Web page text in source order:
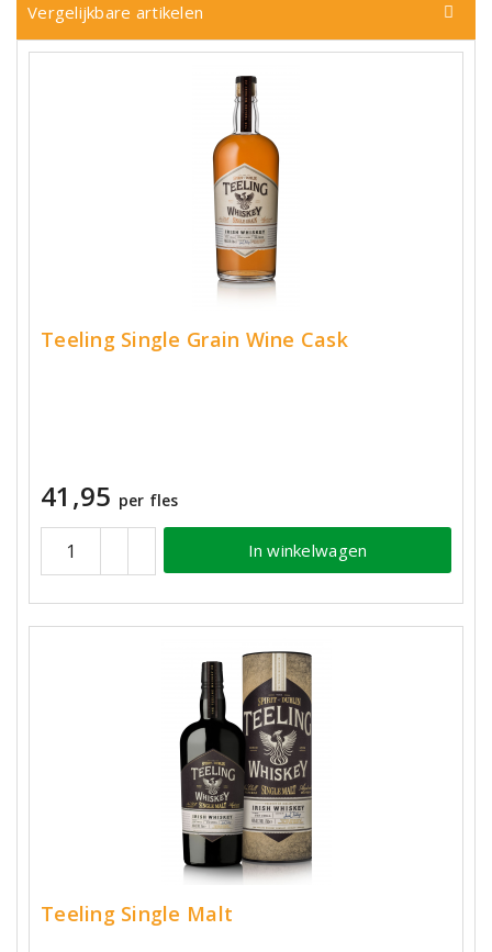
Vergelijkbare artikelen
Teeling Single Grain Wine Cask
41,95 per fles
In winkelwagen
Teeling Single Malt